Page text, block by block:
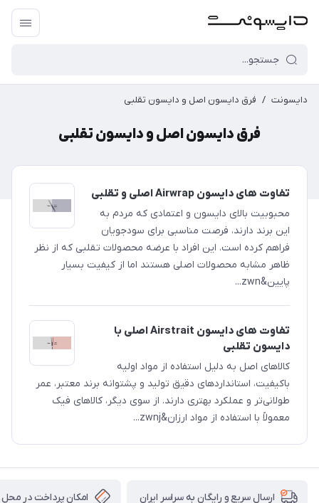
دایسونت / فرق دایسون اصل و دایسون تقلبی
فرق دایسون اصل و دایسون تقلبی
تفاوت های دایسون Airwrap اصلی و تقلبی
محبوبیت بالای دایسون و اعتمادی که مردم به
این برند دارند، فرصت مناسبی برای سودجویان
فراهم کرده است. این افراد با عرضه محصولات تقلبی که از نظر
ظاهر مشابه محصولات اصلی هستند اما از کیفیت بسیار
پایین&zwn...
تفاوت های دایسون Airstrait اصلی با
دایسون تقلبی
کالاهای اصل به دلیل استفاده از مواد اولیه
باکیفیت، استانداردهای دقیق تولید و پشتوانه برند معتبر، عمر
طولانی‌تر و عملکرد بهتری دارند. از سوی دیگر، کالاهای فیک
معمولاً با استفاده از مواد ارزان&zwnj...
ارسال سریع و رایگان به سراسر ایران امکان پرداخت در محل